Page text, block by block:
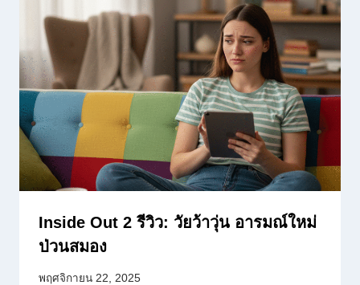
Inside Out 2 รีวิว: วัยว้าวุ่น อารมณ์ใหม่
ป่วนสมอง
พฤศจิกายน 22, 2025